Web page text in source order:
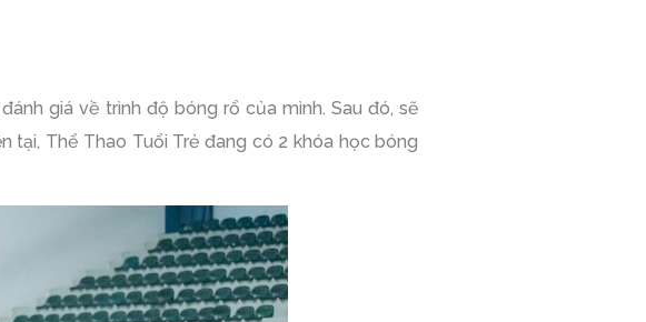
giá về trình độ bóng rổ của mình. Sau đó, sẽ
tại, Thể Thao Tuổi Trẻ đang có 2 khóa học bóng